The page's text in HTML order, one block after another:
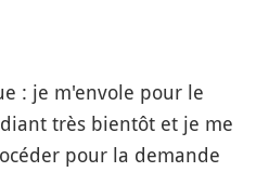
: je m'envole pour le
très bientôt et je me
pour la demande